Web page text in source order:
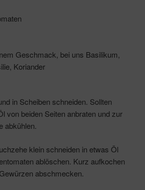
Geschmack, bei uns Basilikum,
Koriander
in Scheiben schneiden. Sollten
von beiden Seiten anbraten und zur
abkühlen.
klein schneiden in etwas Öl
ablöschen. Kurz aufkochen
abschmecken.